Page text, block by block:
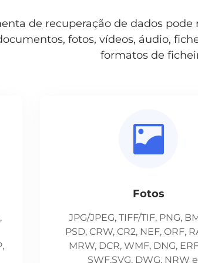
de recuperação de dados
fotos, vídeos, áudio,
formatos de
Fotos
JPG/JPEG, TIFF/TIF, PNG,
PSD, CRW, CR2, NEF, ORF,
MRW, DCR, WMF, DNG,
SWF,SVG, DWG, NRW